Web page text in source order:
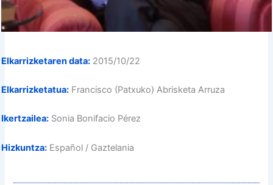
Elkarrizketaren data: 2015/10/22
Elkarrizketatua: Francisco (Patxuko) Abrisketa Arruza
Ikertzailea: Sonia Bonifacio Pérez
Hizkuntza: Español / Gaztelania